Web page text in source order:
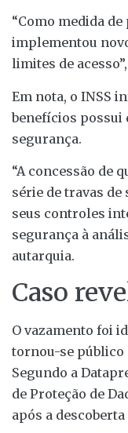
“Como medida
implementou
limites de
Em nota, o INSS
benefícios possui
segurança.
“A concessão de
série de travas de
seus controles
segurança à
autarquia.
Caso
O vazamento foi
tornou-se público
Segundo a
de Proteção de
após a